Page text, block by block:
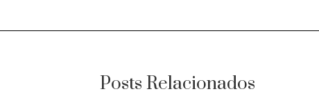
Posts Relacionados